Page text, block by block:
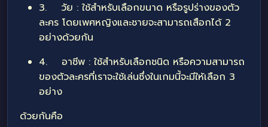
3. วัย : ใช้สำหรับเลือกขนาด หรือรูปร่างของตัว
ละคร โดยเพศหญิงและชายจะสามารถเสือกได้ 2
อย่างด้วยกัน
4. อาชีพ : ใช้สำหรับเลือกชนิด หรือความสามารถ
ของตัวละครที่เราจะใช้เล่นซึ่งในเกมนี้จะมีให้เลือก 3
อย่าง
ด้วยกันคือ